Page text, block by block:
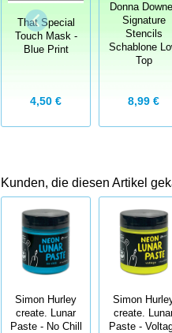
That Special
Touch Mask -
Blue Print
4,50 €
Donna
Signature
Stencils
Schablone
Top
8,99 €
Kunden, die diesen Artikel
Simon Hurley
create. Lunar
Paste - No Chill
Simon
create.
Paste -